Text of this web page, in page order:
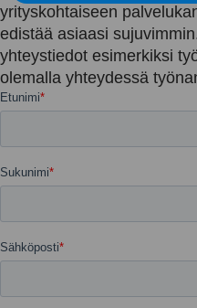
yrityskohtaiseen
edistää asiaasi
yhteystiedot esimerkiksi
olemalla yhteydessä